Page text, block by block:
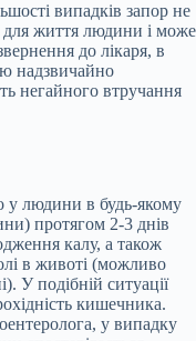
випадків запор не
для життя людини і може
до лікаря, в
надзвичайно
негайного втручання
у людини в будь-якому
протягом 2-3 днів
калу, а також
в животі (можливо
У подібній ситуації
кишечника.
у випадку